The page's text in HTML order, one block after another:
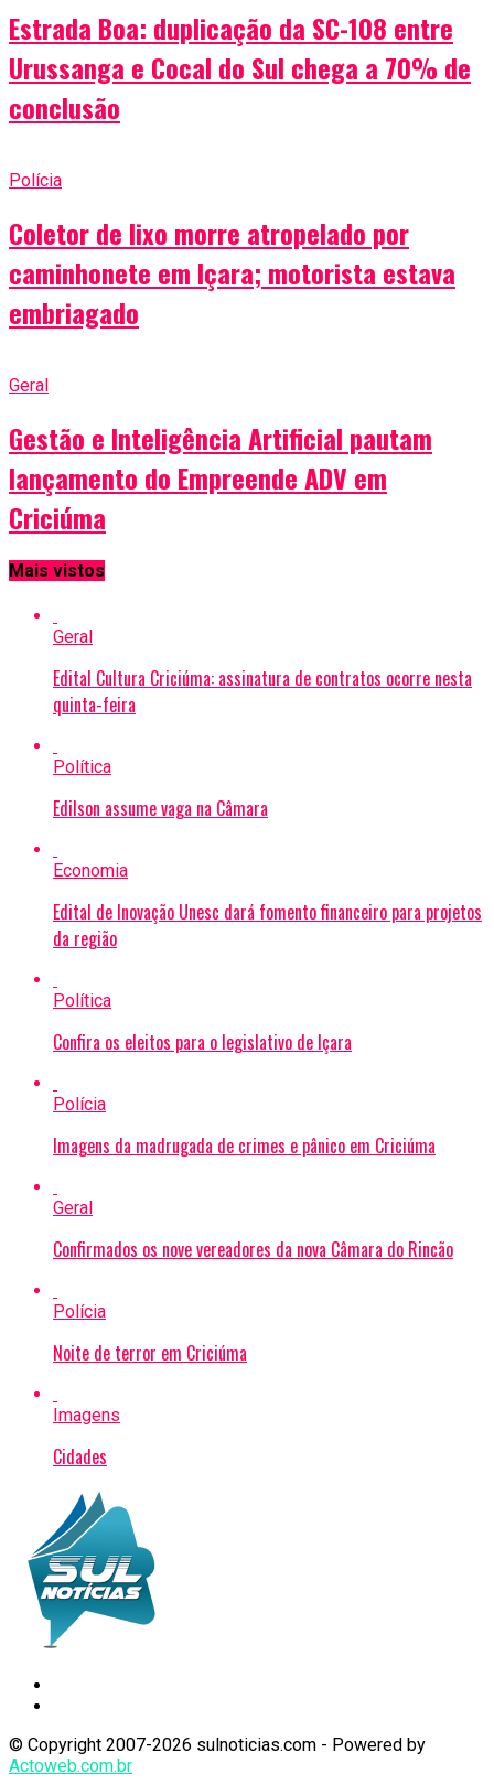
Estrada Boa: duplicação da SC-108 entre
Urussanga e Cocal do Sul chega a 70% de
conclusão
Polícia
Coletor de lixo morre atropelado por
caminhonete em Içara; motorista estava
embriagado
Geral
Gestão e Inteligência Artificial pautam
lançamento do Empreende ADV em
Criciúma
Mais vistos
Geral
Edital Cultura Criciúma: assinatura de contratos ocorre nesta
quinta-feira
Política
Edilson assume vaga na Câmara
Economia
Edital de Inovação Unesc dará fomento financeiro para projetos
da região
Política
Confira os eleitos para o legislativo de Içara
Polícia
Imagens da madrugada de crimes e pânico em Criciúma
Geral
Confirmados os nove vereadores da nova Câmara do Rincão
Polícia
Noite de terror em Criciúma
Imagens
Cidades
© Copyright 2007-2026 sulnoticias.com - Powered by
Actoweb.com.br